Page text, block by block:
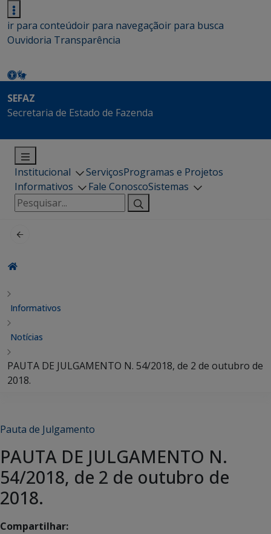
ir para conteúdoir para navegaçãoir para busca
Ouvidoria Transparência
SEFAZ
Secretaria de Estado de Fazenda
Institucional ServiçosProgramas e Projetos
Informativos
Fale ConoscoSistemas
Pesquisar
por:
Informativos
Notícias
PAUTA DE JULGAMENTO N. 54/2018, de 2 de outubro de
2018.
Pauta de Julgamento
PAUTA DE JULGAMENTO N.
54/2018, de 2 de outubro de
2018.
Compartilhar: